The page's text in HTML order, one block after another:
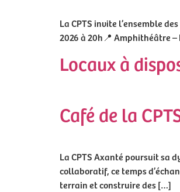
La CPTS invite l’ensemble
2026 à 20h📍 Amphithéâtre –
Locaux à
Café de la
La CPTS Axanté poursuit sa
collaboratif, ce temps
terrain et construire des […]